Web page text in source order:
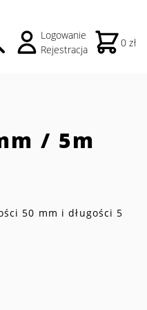
Logowanie
Rejestracja
0 zł
/ 5m
50 mm i długości 5